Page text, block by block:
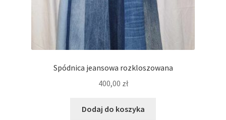
Spódnica jeansowa rozkloszowana
400,00 zł
Dodaj do koszyka